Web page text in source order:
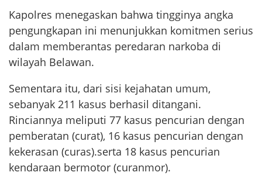
Kapolres menegaskan bahwa tingginya angka
pengungkapan ini menunjukkan komitmen serius
dalam memberantas peredaran narkoba di
wilayah Belawan.
Sementara itu, dari sisi kejahatan umum,
sebanyak 211 kasus berhasil ditangani.
Rinciannya meliputi 77 kasus pencurian dengan
pemberatan (curat), 16 kasus pencurian dengan
kekerasan (curas).serta 18 kasus pencurian
kendaraan bermotor (curanmor).